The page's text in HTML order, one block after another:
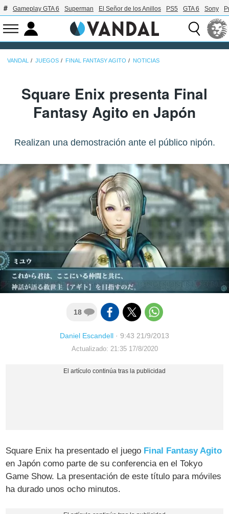
Gameplay GTA 6 Superman El Señor de los Anillos PS5 GTA 6 Sony
VANDAL JUEGOS FINAL FANTASY AGITO NOTICIAS
Square Enix presenta Final
Fantasy Agito en Japón
Realizan una demostración ante el público nipón.
18
Daniel Escandell · 9:43 21/9/2013
Actualizado: 21:35 17/8/2020
Square Enix ha presentado el juego Final Fantasy Agito
en Japón como parte de su conferencia en el Tokyo
Game Show. La presentación de este título para móviles
ha durado unos ocho minutos.